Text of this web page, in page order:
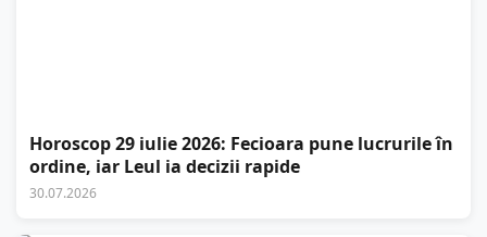
Horoscop 29 iulie 2026: Fecioara pune lucrurile în
ordine, iar Leul ia decizii rapide
30.07.2026